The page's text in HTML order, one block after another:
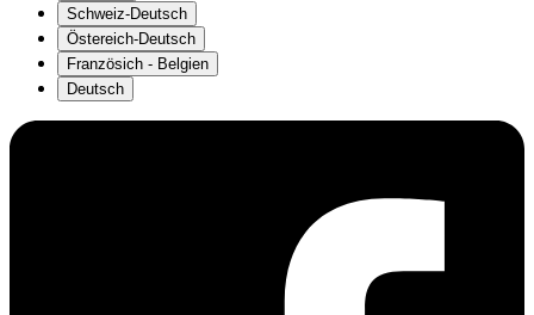
Schweiz-Deutsch
Östereich-Deutsch
Französich - Belgien
Deutsch